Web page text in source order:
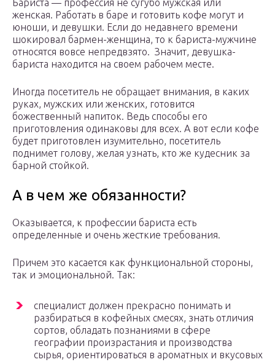
Бариста — профессия не сугубо мужская или
женская. Работать в баре и готовить кофе могут и
юноши, и девушки. Если до недавнего времени
шокировал бармен-женщина, то к бариста-мужчине
относятся вовсе непредвзято. Значит, девушка-
бариста находится на своем рабочем месте.
Иногда посетитель не обращает внимания, в каких
руках, мужских или женских, готовится
божественный напиток. Ведь способы его
приготовления одинаковы для всех. А вот если кофе
будет приготовлен изумительно, посетитель
поднимет голову, желая узнать, кто же кудесник за
барной стойкой.
А в чем же обязанности?
Оказывается, к профессии бариста есть
определенные и очень жесткие требования.
Причем это касается как функциональной стороны,
так и эмоциональной. Так:
специалист должен прекрасно понимать и
разбираться в кофейных смесях, знать отличия
сортов, обладать познаниями в сфере
географии произрастания и производства
сырья, ориентироваться в ароматных и вкусовых